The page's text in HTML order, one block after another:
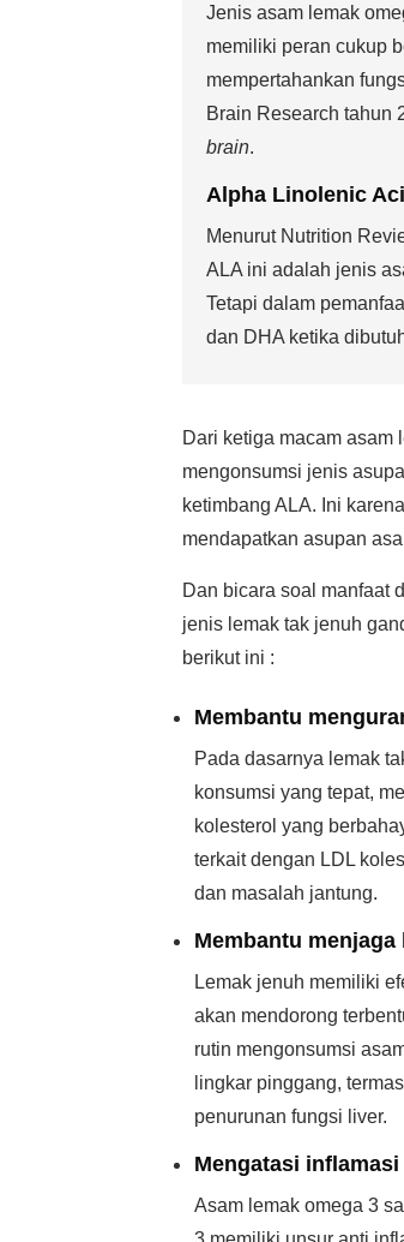
Jenis asam lemak
memiliki peran cukup
mempertahankan
Brain Research tahun
brain.
Alpha Linolenic
Menurut Nutrition
ALA ini adalah jenis
Tetapi dalam
dan DHA ketika
Dari ketiga macam asam
mengonsumsi jenis
ketimbang ALA. Ini
mendapatkan asupan
Dan bicara soal manfaat
jenis lemak tak jenuh
berikut ini :
Membantu
Pada dasarnya lemak
konsumsi yang tepat,
kolesterol yang
terkait dengan LDL
dan masalah jantung.
Membantu
Lemak jenuh memiliki
akan mendorong
rutin mengonsumsi
lingkar pinggang,
penurunan fungsi liver.
Mengatasi inflamasi
Asam lemak omega 3